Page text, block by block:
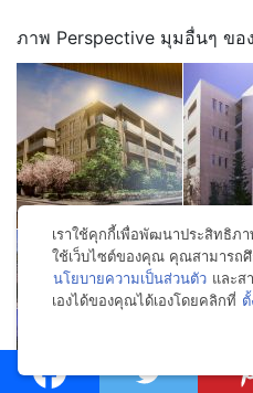
ภาพ Perspective มุมอื่นๆ ขอ
เราใช้คุกกี้เพื่อพัฒนาประสิทธิภ
ใช้เว็บไซต์ของคุณ คุณสามารถศึ
นโยบายความเป็นส่วนตัว และส
เองได้ของคุณได้เองโดยคลิกที่